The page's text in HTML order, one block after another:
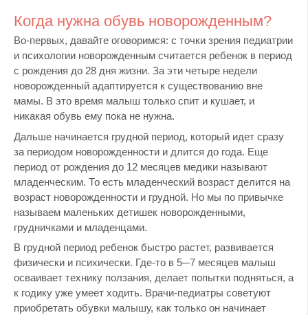
Когда нужна обувь новорожденным?
Во-первых, давайте оговоримся: с точки зрения педиатрии
и психологии новорожденным считается ребенок в период
с рождения до 28 дня жизни. За эти четыре недели
новорожденный адаптируется к существованию вне
мамы. В это время малыш только спит и кушает, и
никакая обувь ему пока не нужна.
Дальше начинается грудной период, который идет сразу
за периодом новорожденности и длится до года. Еще
период от рождения до 12 месяцев медики называют
младенческим. То есть младенческий возраст делится на
возраст новорожденности и грудной. Но мы по привычке
называем маленьких детишек новорожденными,
грудничками и младенцами.
В грудной период ребенок быстро растет, развивается
физически и психически. Где-то в 5─7 месяцев малыш
осваивает технику ползания, делает попытки подняться, а
к годику уже умеет ходить. Врачи-педиатры советуют
приобретать обувки малышу, как только он начинает